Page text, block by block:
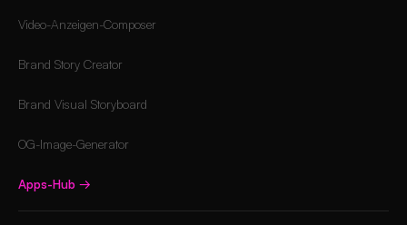
Video-Anzeigen-Composer
Brand Story Creator
Brand Visual Storyboard
OG-Image-Generator
Apps-Hub →